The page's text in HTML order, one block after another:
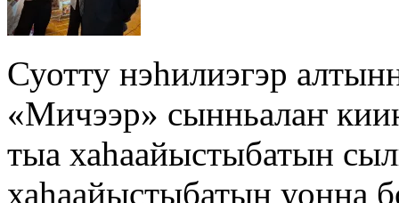
Суотту нэһилиэгэр
«Мичээр» сынньалаҥ
тыа хаһаайыстыбатын
хаһаайыстыбатын уонна